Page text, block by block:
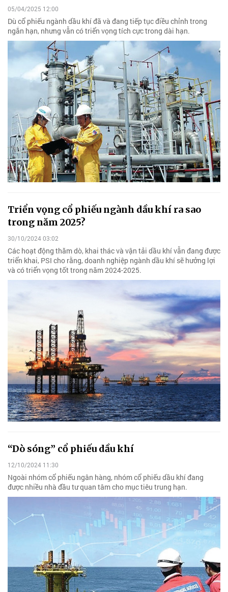
05/04/2025 12:00
Dù cổ phiếu ngành dầu khí đã và đang tiếp tục điều chỉnh trong
ngắn hạn, nhưng vẫn có triển vọng tích cực trong dài hạn.
Triển vọng cổ phiếu ngành dầu khí ra sao
trong năm 2025?
30/10/2024 03:02
Các hoạt động thăm dò, khai thác và vận tải dầu khí vẫn đang được
triển khai, PSI cho rằng, doanh nghiệp ngành dầu khí sẽ hưởng lợi
và có triển vọng tốt trong năm 2024-2025.
“Dò sóng” cổ phiếu dầu khí
12/10/2024 11:30
Ngoài nhóm cổ phiếu ngân hàng, nhóm cổ phiếu dầu khí đang
được nhiều nhà đầu tư quan tâm cho mục tiêu trung hạn.